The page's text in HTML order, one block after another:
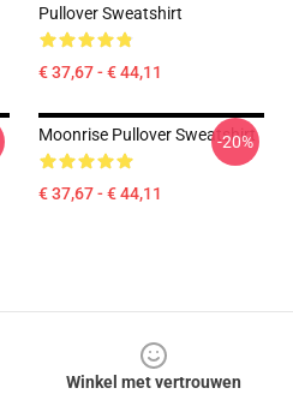
Pullover Sweatshirt
€ 37,67 - € 44,11
Moonrise Pullover Sweatshirt
€ 37,67 - € 44,11
-20%
Winkel met vertrouwen